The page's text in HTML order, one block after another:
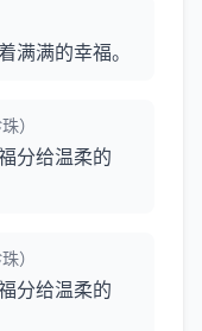
满满的幸福。
）
分给温柔的
）
分给温柔的